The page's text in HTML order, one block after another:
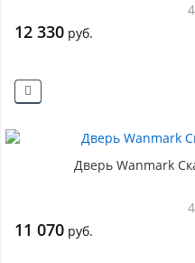
12 330 руб.
Дверь Wanmark
11 070 руб.